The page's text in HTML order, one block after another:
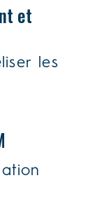
et
les